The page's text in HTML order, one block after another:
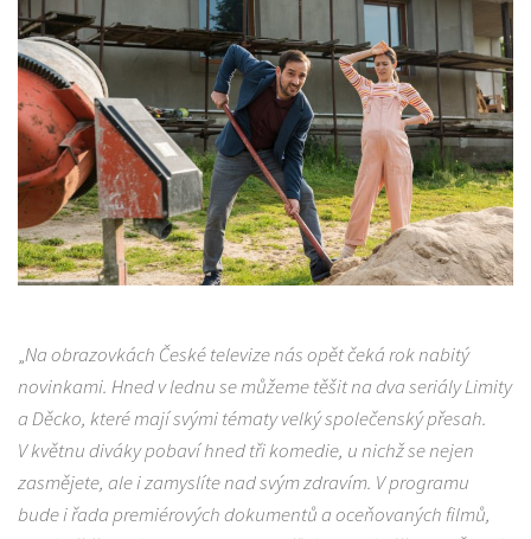
„Na obrazovkách České televize nás opět čeká rok nabitý
novinkami. Hned v lednu se můžeme těšit na dva seriály Limity
a Děcko, které mají svými tématy velký společenský přesah.
V květnu diváky pobaví hned tři komedie, u nichž se nejen
zasmějete, ale i zamyslíte nad svým zdravím. V programu
bude i řada premiérových dokumentů a oceňovaných filmů,